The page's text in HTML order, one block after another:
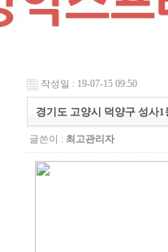
작성일 : 19-07-15 09:50
경기도 고양시 덕양구 성사
글쓴이 : 최고관리자